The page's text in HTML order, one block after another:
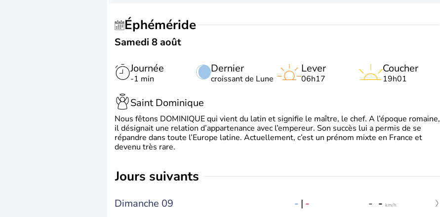
Éphéméride
Samedi 8 août
Journée
-1 min
Dernier
croissant de Lune
Lever
06h17
Coucher
19h01
Saint Dominique
Nous fêtons DOMINIQUE qui vient du latin et signifie le maître, le chef. A l’époque romaine,
il désignait une relation d’appartenance avec l’empereur. Son succès lui a permis de se
répandre dans toute l’Europe latine. Actuellement, c’est un prénom mixte en France et
devenu très rare.
jours suivants
Dimanche 09 - | - - - km/h